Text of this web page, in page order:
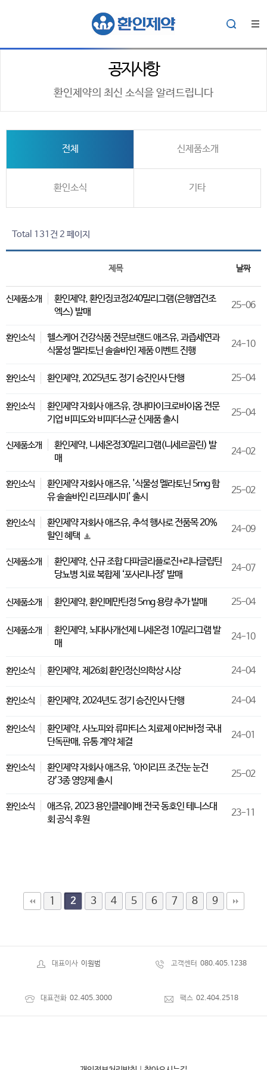
공지사항
환인제약의 최신 소식을 알려드립니다
전체 신제품소개
환인소식 기타
Total 131건 2 페이지
제목 날짜
신제품소개
환인제약, 환인징코정240밀리그램(은행엽건조
엑스) 발매
25-06
환인소식
헬스케어 건강식품 전문브랜드 애즈유, 과즙세연과
식물성 멜라토닌 솔솔바인 제품 이벤트 진행
24-10
환인소식 환인제약, 2025년도 정기 승진인사 단행 25-04
환인소식
환인제약 자회사 애즈유, 장내마이크로바이옴 전문
기업 비피도와 비피더스균 신제품 출시
25-04
신제품소개
환인제약, 니세온정30밀리그램(니세르골린) 발
매
24-02
환인소식
환인제약 자회사 애즈유, '식물성 멜라토닌 5mg 함
유 솔솔바인 리프레시미' 출시
25-02
환인소식
환인제약 자회사 애즈유, 추석 행사로 전품목 20%
할인 혜택
24-09
신제품소개
환인제약, 신규 조합 다파글리플로진+리나글립틴
당뇨병 치료 복합제 ‘포사리나정’ 발매
24-07
신제품소개 환인제약, 환인메만틴정 5mg 용량 추가 발매 25-04
신제품소개
환인제약, 뇌대사개선제 니세온정 10밀리그램 발
매
24-10
환인소식 환인제약, 제26회 환인정신의학상 시상 24-04
환인소식 환인제약, 2024년도 정기 승진인사 단행 24-04
환인소식
환인제약, 사노피와 류마티스 치료제 아라바정 국내
단독판매, 유통 계약 체결
24-01
환인소식
환인제약 자회사 애즈유, ‘아이리프 조건눈 눈건
강’3종 영양제 출시
25-02
환인소식
애즈유, 2023 용인클레이배 전국 동호인 테니스대
회 공식 후원
23-11
1 2 3 4 5 6 7 8 9
대표이사 이원범 고객센터 080.405.1238
대표전화 02.405.3000 팩스 02.404.2518